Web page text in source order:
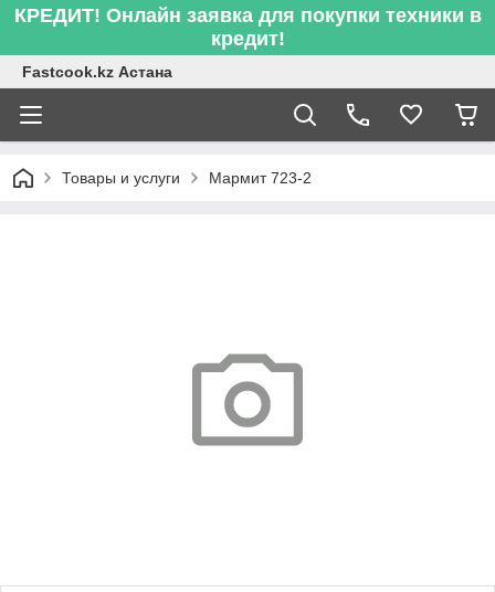
КРЕДИТ! Онлайн заявка для покупки техники в
кредит!
Fastcook.kz Астана
Товары и услуги Мармит 723-2